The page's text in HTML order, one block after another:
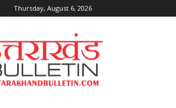
Thursday, August 6, 2026
Uttarakahnd
Bulletin